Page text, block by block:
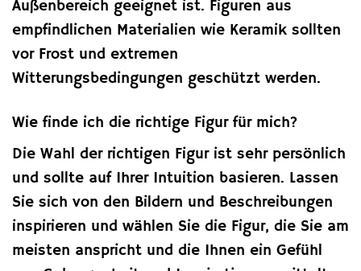
Außenbereich geeignet ist. Figuren aus
empfindlichen Materialien wie Keramik sollten
vor Frost und extremen
Witterungsbedingungen geschützt werden.
Wie finde ich die richtige Figur für mich?
Die Wahl der richtigen Figur ist sehr persönlich
und sollte auf Ihrer Intuition basieren. Lassen
Sie sich von den Bildern und Beschreibungen
inspirieren und wählen Sie die Figur, die Sie am
meisten anspricht und die Ihnen ein Gefühl